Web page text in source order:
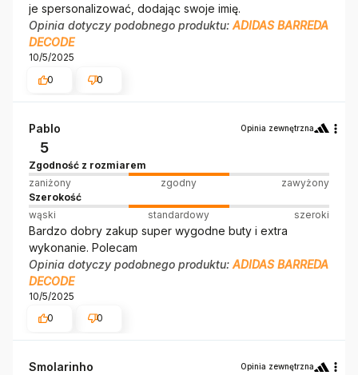
je spersonalizować, dodając swoje imię.
Opinia dotyczy podobnego produktu: ADIDAS BARREDA
DECODE
10/5/2025
0
0
Pablo Opinia zewnętrzna
5
Zgodność z rozmiarem
zaniżony
zgodny
zawyżony
Szerokość
wąski
standardowy szeroki
Bardzo dobry zakup super wygodne buty i extra
wykonanie. Polecam
Opinia dotyczy podobnego produktu: ADIDAS BARREDA
DECODE
10/5/2025
0
0
Smolarinho Opinia zewnętrzna